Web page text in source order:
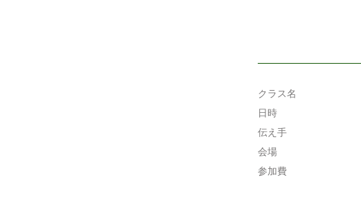
クラス名
日時
伝え手
会場
参加費